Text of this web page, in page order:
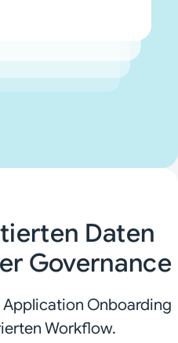
Daten
Governance
Application Onboarding
Workflow.